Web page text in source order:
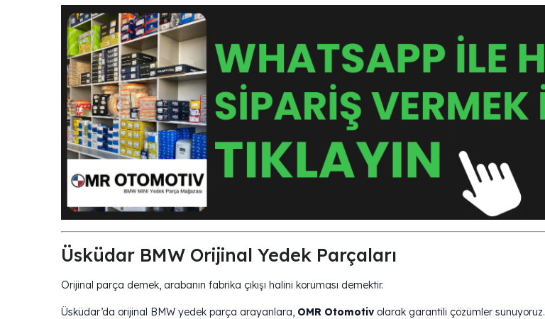
Üsküdar BMW Orijinal Yedek Parçaları
Orijinal parça demek, arabanın fabrika çıkışı halini koruması demektir.
Üsküdar’da orijinal BMW yedek parça arayanlara, OMR Otomotivolarak garantili çözümler sunuyoruz.